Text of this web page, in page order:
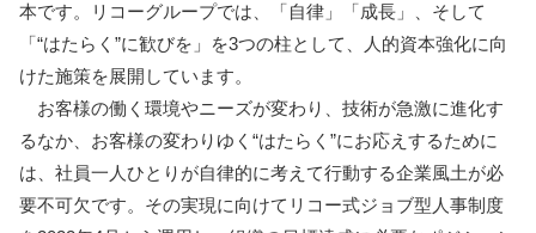
本です。リコーグループでは、「自律」「成長」、そして
「“はたらく”に歓びを」を3つの柱として、人的資本強化に向
けた施策を展開しています。
お客様の働く環境やニーズが変わり、技術が急激に進化す
るなか、お客様の変わりゆく“はたらく”にお応えするために
は、社員一人ひとりが自律的に考えて行動する企業風土が必
要不可欠です。その実現に向けてリコー式ジョブ型人事制度